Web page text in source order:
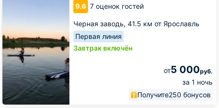
9.6 7 оценок гостей
Черная заводь, 41.5 км от Ярославль
Первая линия
Завтрак включён
от5 000руб.
за 1 ночь
Получите250 бонусов